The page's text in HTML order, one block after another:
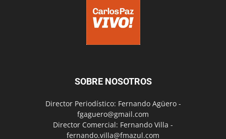
SOBRE NOSOTROS
Director Periodístico: Fernando Agüero -
fgaguero@gmail.com
Director Comercial: Fernando Villa -
fernando.villa@fmazul.com